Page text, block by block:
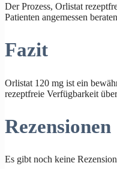
Der Prozess, Orlistat
Patienten angemessen
Fazit
Orlistat 120 mg ist ein
rezeptfreie Verfügbarkeit
Rezensionen
Es gibt noch keine